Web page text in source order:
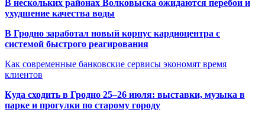
В нескольких районах Волковыска ожидаются перебои и
ухудшение качества воды
В Гродно заработал новый корпус кардиоцентра с
системой быстрого реагирования
Как современные банковские сервисы экономят время
клиентов
Куда сходить в Гродно 25–26 июля: выставки, музыка в
парке и прогулки по старому городу